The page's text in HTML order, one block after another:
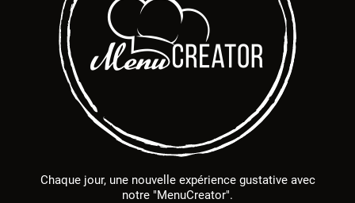
Chaque jour, une nouvelle expérience gustative avec
notre "MenuCreator".